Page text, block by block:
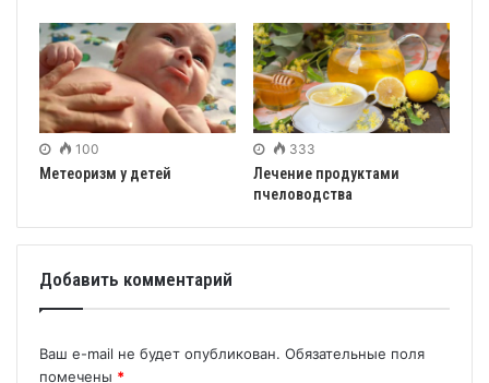
100
Метеоризм у детей
333
Лечение продуктами
пчеловодства
Добавить комментарий
Ваш e-mail не будет опубликован. Обязательные поля
помечены *